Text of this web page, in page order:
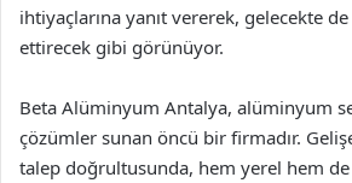
ihtiyaçlarına yanıt vererek, gelecekte
ettirecek gibi görünüyor.
Beta Alüminyum Antalya, alüminyum
çözümler sunan öncü bir firmadır.
talep doğrultusunda, hem yerel hem de